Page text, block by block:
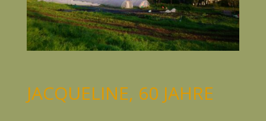
JACQUELINE, 60 JAHRE